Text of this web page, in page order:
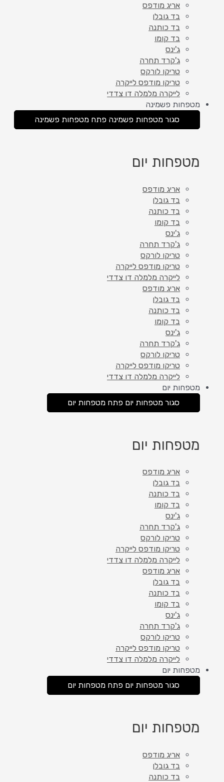
אריג מודפס
בד גובלן
בד כותנה
בד קומו
ג'ינס
ג'קרד תחרה
טריקו לורקס
טריקו מודפס לייקרה
לייקרה מלמלה דו צדדי
מטפחות פשמינה
סגור מטפחות פשמינה פתח מטפחות פשמינה
מטפחות יום
אריג מודפס
בד גובלן
בד כותנה
בד קומו
ג'ינס
ג'קרד תחרה
טריקו לורקס
טריקו מודפס לייקרה
לייקרה מלמלה דו צדדי
אריג מודפס
בד גובלן
בד כותנה
בד קומו
ג'ינס
ג'קרד תחרה
טריקו לורקס
טריקו מודפס לייקרה
לייקרה מלמלה דו צדדי
מטפחות יום
סגור מטפחות יום פתח מטפחות יום
מטפחות יום
אריג מודפס
בד גובלן
בד כותנה
בד קומו
ג'ינס
ג'קרד תחרה
טריקו לורקס
טריקו מודפס לייקרה
לייקרה מלמלה דו צדדי
אריג מודפס
בד גובלן
בד כותנה
בד קומו
ג'ינס
ג'קרד תחרה
טריקו לורקס
טריקו מודפס לייקרה
לייקרה מלמלה דו צדדי
מטפחות יום
סגור מטפחות יום פתח מטפחות יום
מטפחות יום
אריג מודפס
בד גובלן
בד כותנה